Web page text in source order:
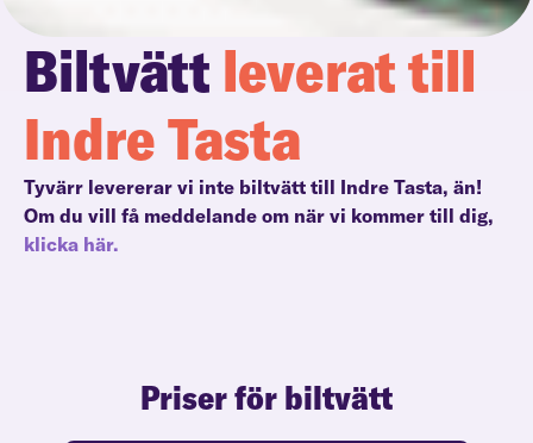
Biltvätt leverat till
Indre Tasta
Tyvärr levererar vi inte biltvätt till Indre Tasta, än!
Om du vill få meddelande om när vi kommer till dig,
klicka här.
Priser för biltvätt